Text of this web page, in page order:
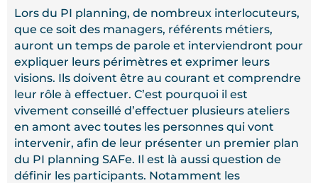
Lors du PI planning, de nombreux interlocuteurs,
que ce soit des managers, référents métiers,
auront un temps de parole et interviendront pour
expliquer leurs périmètres et exprimer leurs
visions. Ils doivent être au courant et comprendre
leur rôle à effectuer. C’est pourquoi il est
vivement conseillé d’effectuer plusieurs ateliers
en amont avec toutes les personnes qui vont
intervenir, afin de leur présenter un premier plan
du PI planning SAFe. Il est là aussi question de
définir les participants. Notamment les